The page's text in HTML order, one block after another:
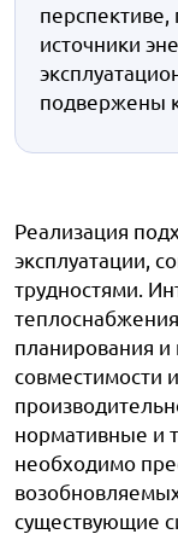
источники
подвержены
Реализация
эксплуатации,
трудностями.
планирования
совместимости
нормативные и
необходимо
существующие